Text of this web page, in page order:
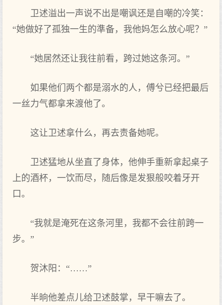
卫述溢出一声说不出是嘲讽还是自嘲的冷笑：
“她做好了孤独一生的準备，我他妈怎么放心呢？”
“她居然还让我往前看，跨过她这条河。”
如果他们两个都是溺水的人，傅兮已经把最后
一丝力气都拿来渡他了。
这让卫述拿什么，再去责备她呢。
卫述猛地从坐直了身体，他伸手重新拿起桌子
上的酒杯，一饮而尽，随后像是发狠般咬着牙开
口。
“我就是淹死在这条河里，我都不会往前跨一
步。”
贺沐阳：“……”
半晌他差点儿给卫述鼓掌，早干嘛去了。